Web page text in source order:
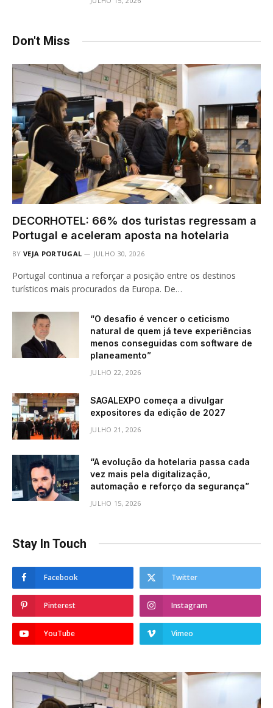
Don't Miss
DECORHOTEL: 66% dos turistas regressam a
Portugal e aceleram aposta na hotelaria
BY VEJA PORTUGAL JULHO 30, 2026
Portugal continua a reforçar a posição entre os destinos
turísticos mais procurados da Europa. De…
“O desafio é vencer o ceticismo
natural de quem já teve experiências
menos conseguidas com software de
planeamento”
JULHO 22, 2026
SAGALEXPO começa a divulgar
expositores da edição de 2027
JULHO 21, 2026
“A evolução da hotelaria passa cada
vez mais pela digitalização,
automação e reforço da segurança”
JULHO 15, 2026
Stay In Touch
Facebook Twitter
Pinterest Instagram
YouTube Vimeo